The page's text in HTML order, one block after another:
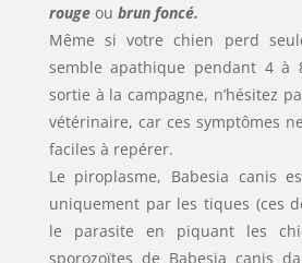
rougeou brun foncé.
Même si votre chien perd
semble apathique pendant 4 à
sortie à la campagne, n’hésitez
vétérinaire, car ces symptômes
faciles à repérer.
Le piroplasme, Babesia canis
uniquement par les tiques (ces
le parasite en piquant les
sporozoïtes de Babesia canis